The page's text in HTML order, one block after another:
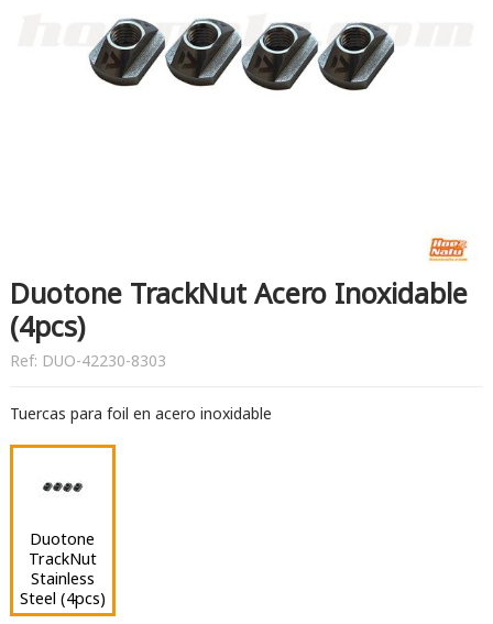
Duotone TrackNut Acero Inoxidable
(4pcs)
Ref: DUO-42230-8303
Tuercas para foil en acero inoxidable
Duotone
TrackNut
Stainless
Steel (4pcs)